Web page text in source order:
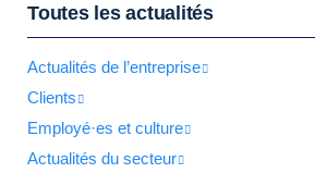
Toutes les actualités
Actualités de l’entreprise
Clients
Employé·es et culture
Actualités du secteur